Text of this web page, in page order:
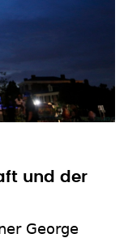
und der
George